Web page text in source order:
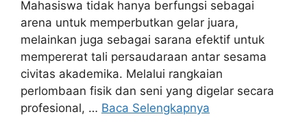
Mahasiswa tidak hanya berfungsi sebagai
arena untuk memperbutkan gelar juara,
melainkan juga sebagai sarana efektif untuk
mempererat tali persaudaraan antar sesama
civitas akademika. Melalui rangkaian
perlombaan fisik dan seni yang digelar secara
profesional, … Baca Selengkapnya